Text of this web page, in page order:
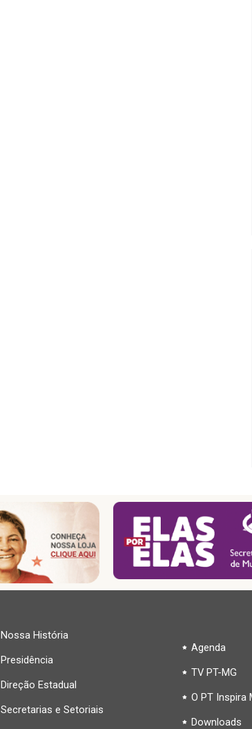
Nossa História
Presidência
Direção Estadual
Secretarias e Setoriais
Agenda
TV PT-MG
O PT Inspira
Downloads